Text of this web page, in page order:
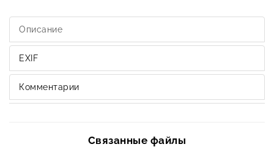
Описание
EXIF
Комментарии
Связанные файлы